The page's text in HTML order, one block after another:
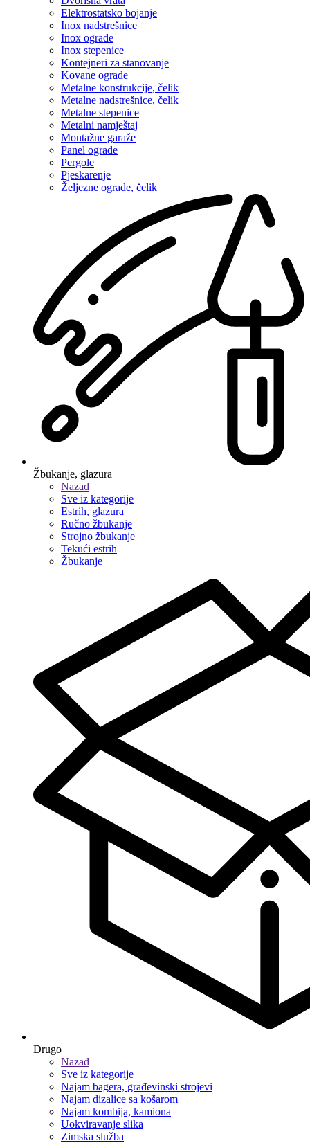
Elektrostatsko bojanje
Inox nadstrešnice
Inox ograde
Inox stepenice
Kontejneri za stanovanje
Kovane ograde
Metalne konstrukcije, čelik
Metalne nadstrešnice, čelik
Metalne stepenice
Metalni namještaj
Montažne garaže
Panel ograde
Pergole
Pjeskarenje
Željezne ograde, čelik
Žbukanje, glazura
Nazad
Sve iz kategorije
Estrih, glazura
Ručno žbukanje
Strojno žbukanje
Tekući estrih
Žbukanje
Drugo
Nazad
Sve iz kategorije
Najam bagera, građevinski strojevi
Najam dizalice sa košarom
Najam kombija, kamiona
Uokviravanje slika
Zimska služba